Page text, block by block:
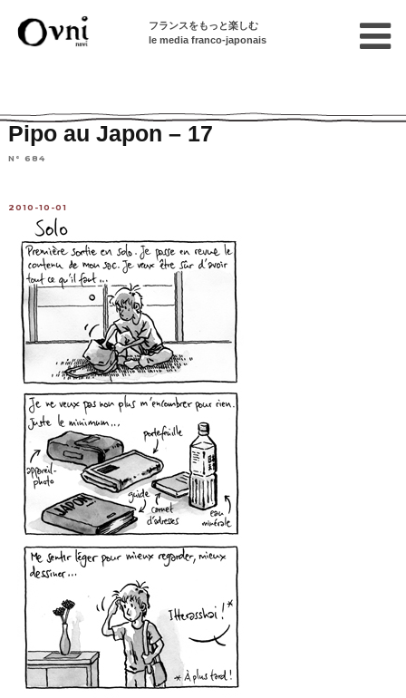
フランスをもっと楽しむ
le media franco-japonais
Pipo au Japon – 17
N° 684
2010-10-01